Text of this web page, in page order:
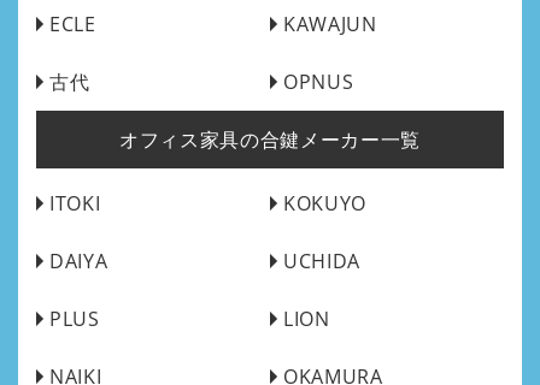
ECLE KAWAJUN
古代 OPNUS
オフィス家具の合鍵メーカー一覧
ITOKI KOKUYO
DAIYA UCHIDA
PLUS LION
NAIKI OKAMURA